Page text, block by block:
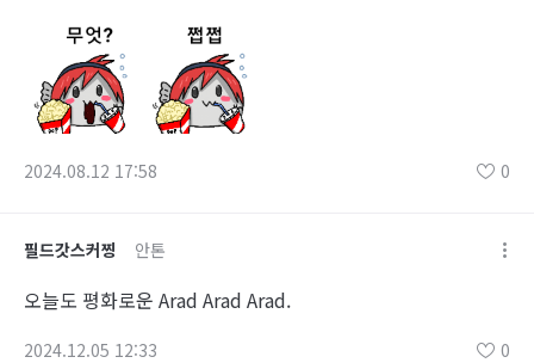
2024.08.12 17:58 0
필드갓스커찡 안톤
오늘도 평화로운 Arad Arad Arad.
2024.12.05 12:33 0